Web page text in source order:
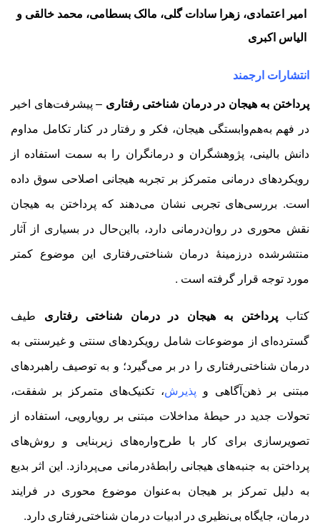
امیر اعتمادی، زهرا سادات گلی، مالک بسطامی، محمد خالقی و
الیاس اکبری
انتشارات ارجمند
پرداختن به هیجان در درمان شناختی رفتاری – پیشرفت‌های اخیر
در فهم به‌هم‌وابستگی هیجان، فکر و رفتار در کنار تکامل مداوم
دانش بالینی، پژوهشگران و درمانگران را به سمت استفاده از
رویکردهای درمانی متمرکز بر تجربه هیجانی اصلاحی سوق داده
است. بررسی‌های تجربی نشان می‌دهند که پرداختن به هیجان
نقش محوری در روان‌درمانی دارد، بااین‌حال در بسیاری از آثار
منتشرشده درزمینۀ درمان شناختی‌‏رفتاری این موضوع کمتر
مورد توجه قرار گرفته است .
کتابپرداختن به هیجان در درمان شناختی رفتاری طیف
گسترده‌ای از موضوعات شامل رویکردهای سنتی و غیرسنتی به
درمان شناختی‏‌رفتاری را در بر ‌می‌گیرد؛ و به توصیف راهبردهای
مبتنی بر ذهن‌آگاهی و پذیرش، تکنیک‌های متمرکز بر شفقت،
تحولات جدید در حیطۀ مداخلات مبتنی بر رویارویی، استفاده از
تصویرسازی برای کار با طرح‌واره‌های زیربنایی و روش‌های
پرداختن به جنبه‌های هیجانی رابطۀ‏درمانی می‌پردازد. این اثر بدیع
به دلیل تمرکز بر هیجان به‌عنوان موضوع محوری در فرایند
درمان، جایگاه بی‌نظیری در ادبیات درمان شناختی‏‌رفتاری دارد.